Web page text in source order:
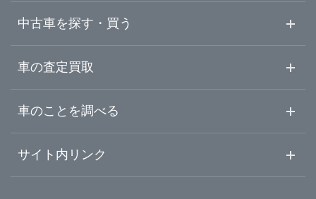
ガリバー熊本清水バイパス店
ガリバー熊本八代店
ガリバー人吉サンロードシティー店
熊本・宇城・県央
八代・球磨・県南
大分県
宮崎県
鹿児島県
中古車を探す・買う
中古車情報・中古車検索
初めての中古車購入ガイド
車の査定買取
車査定・車買取ならガリバー
ガリバーの査定が選ばれる理由
車のことを調べる
車初心者まとめ
サイト内リンク